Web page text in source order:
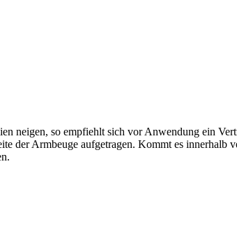
neigen, so empfiehlt sich vor Anwendung ein
der Armbeuge aufgetragen. Kommt es innerhalb